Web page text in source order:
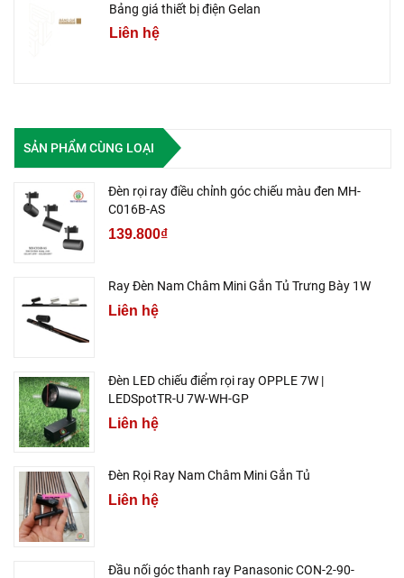
Bảng giá thiết bị điện Gelan
Liên hệ
SẢN PHẨM CÙNG LOẠI
Đèn rọi ray điều chỉnh góc chiếu màu đen MH-
C016B-AS
139.800₫
Ray Đèn Nam Châm Mini Gắn Tủ Trưng Bày 1W
Liên hệ
Đèn LED chiếu điểm rọi ray OPPLE 7W |
LEDSpotTR-U 7W-WH-GP
Liên hệ
Đèn Rọi Ray Nam Châm Mini Gắn Tủ
Liên hệ
Đầu nối góc thanh ray Panasonic CON-2-90-